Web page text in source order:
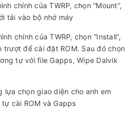
chính của TWRP, chọn “Mount”,
tải vào bộ nhớ máy
chính của TWRP, chọn “Install”,
trượt để cài đặt ROM. Sau đó chọn
tự với file Gapps, Wipe Dalvik
lựa chọn giao diện cho anh em
cài ROM và Gapps